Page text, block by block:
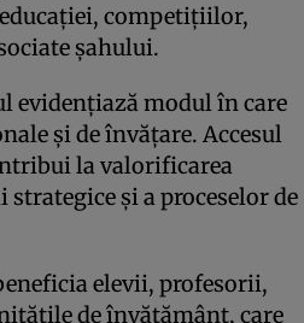
competițiilor,
șahului.
evidențiază modul în care
și de învățare. Accesul
la valorificarea
și a proceselor de
elevii, profesorii,
de învățământ, care